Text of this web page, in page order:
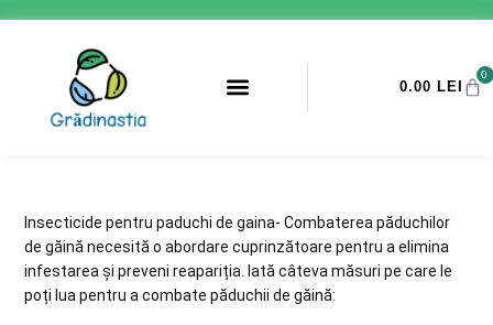
0.00 LEI
0
Insecticide pentru paduchi de gaina- Combaterea păduchilor
de găină necesită o abordare cuprinzătoare pentru a elimina
infestarea și preveni reapariția. Iată câteva măsuri pe care le
poți lua pentru a combate păduchii de găină: